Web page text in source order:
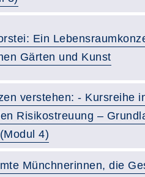
Ein
Gärten und Kunst
verstehen: - Kursreihe
Risikostreuung –
4)
Münchnerinnen, die